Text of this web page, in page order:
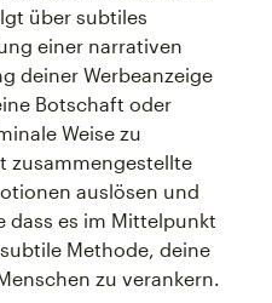
über subtiles
einer narrativen
deiner Werbeanzeige
Botschaft oder
Weise zu
zusammengestellte
auslösen und
dass es im Mittelpunkt
Methode, deine
zu verankern.